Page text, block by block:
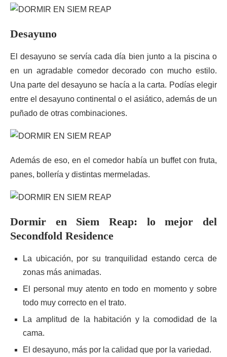
Desayuno
El desayuno se servía cada día bien junto a la piscina o
en un agradable comedor decorado con mucho estilo.
Una parte del desayuno se hacía a la carta. Podías elegir
entre el desayuno continental o el asiático, además de un
puñado de otras combinaciones.
Además de eso, en el comedor había un buffet con fruta,
panes, bollería y distintas mermeladas.
Dormir en Siem Reap: lo mejor del
Secondfold Residence
La ubicación, por su tranquilidad estando cerca de
zonas más animadas.
El personal muy atento en todo en momento y sobre
todo muy correcto en el trato.
La amplitud de la habitación y la comodidad de la
cama.
El desayuno, más por la calidad que por la variedad.